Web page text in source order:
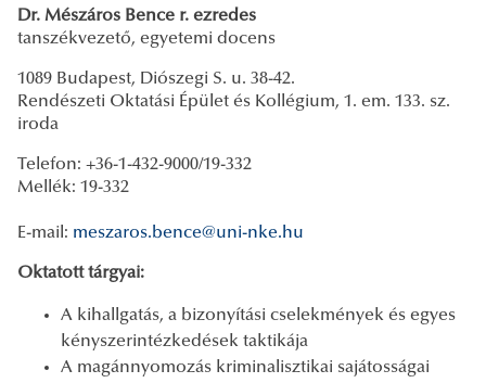
Dr. Mészáros Bence r. ezredes
tanszékvezető, egyetemi docens
1089 Budapest, Diószegi S. u. 38-42.
Rendészeti Oktatási Épület és Kollégium, 1. em. 133. sz.
iroda
Telefon: +36-1-432-9000/19-332
Mellék: 19-332
E-mail: meszaros.bence@uni-nke.hu
Oktatott tárgyai:
A kihallgatás, a bizonyítási cselekmények és egyes
kényszerintézkedések taktikája
A magánnyomozás kriminalisztikai sajátosságai